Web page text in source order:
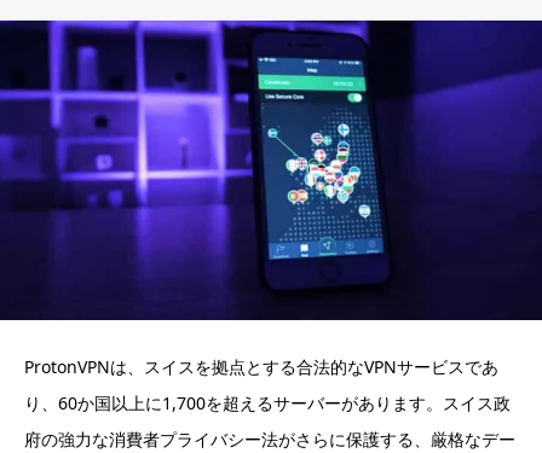
ProtonVPNは、スイスを拠点とする合法的なVPNサービスであ
り、60か国以上に1,700を超えるサーバーがあります。スイス政
府の強力な消費者プライバシー法がさらに保護する、厳格なデー